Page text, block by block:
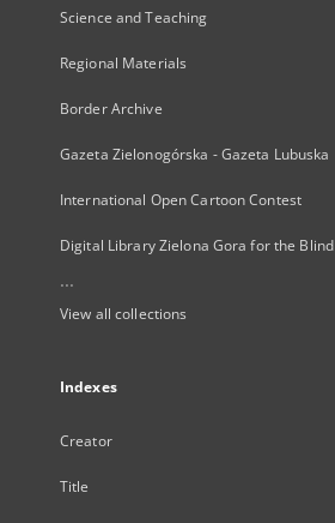
Science and Teaching
Regional Materials
Border Archive
Gazeta Zielonogórska - Gazeta Lubuska
International Open Cartoon Contest
Digital Library Zielona Gora for the Blind
...
View all collections
Indexes
Creator
Title